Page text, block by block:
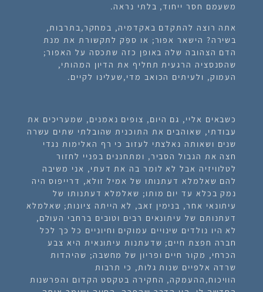
משעמם חסר ייחוד, בלתי נראה.
אתה רוצה להתקדם באקדמיה, במחקר,בתרבות,
בשירה? הישאר אפור; או ספֵֹּק לתקשורת את מנת
הדם הצהובה שלה באופן כזה שתכסה על האפור;
שהסנסציה הרגעית תחליף את הדיון המהותי,
העמוק, ולעיתים הכואב מדי,שעלינו לקיים.
כשבאים אליי, גם היום, צופים נאמנים, שמעריכים את
עבודתי, שאוהבים את התוכנית שהובלתי שתים עשרה
שנים ושאותה נאלצתי לעזוב כי רף האלימות נגדי
חצה את הגבול הסביר, ומתחננים בפניי לחזור
לטלוויזיה אבל לא לומר בה את דעתי, אני משיבה
להם שאלמלא דעתנותו של אמיל זולא, דרייפוס היה
נמק בכלא עד יום מותו; שאלמלא דעתנותו של
עיתונאי אחר, בנימין זאב, לא הייתה ציונות; שאלמלא
דעתנותם של עיתונאים רבים וטובים ברחבי העולם,
לא היו נולדים שינויים עמוקים וחיוניים כל כך לכל
חברה חפצת חיים; שדעתנות עיתונאית היא צבע
הכרחי, מקור חיים ופריון של מחשבה; שהיהדות
שרדה אלפיים שנות גלות, כי תרבות
הוויכוח,ההעמקה, החקירה בטקסט הקדום והפרשנות